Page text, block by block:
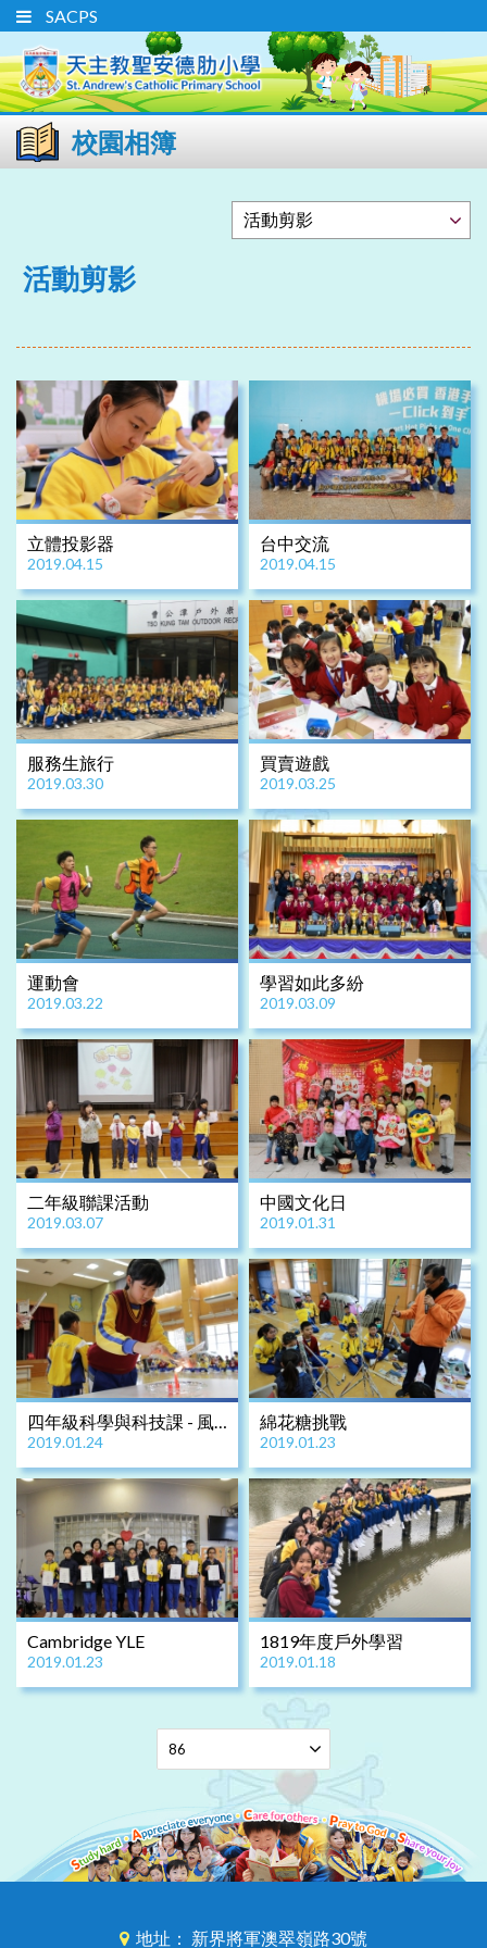
SACPS
校園相簿
活動剪影
立體投影器
2019.04.15
台中交流
2019.04.15
服務生旅行
2019.03.30
買賣遊戲
2019.03.25
運動會
2019.03.22
學習如此多紛
2019.03.09
二年級聯課活動
2019.03.07
中國文化日
2019.01.31
四年級科學與科技課 - 風
車設計
2019.01.24
綿花糖挑戰
2019.01.23
Cambridge YLE
2019.01.23
1819年度戶外學習
2019.01.18
地址： 新界將軍澳翠嶺路30號